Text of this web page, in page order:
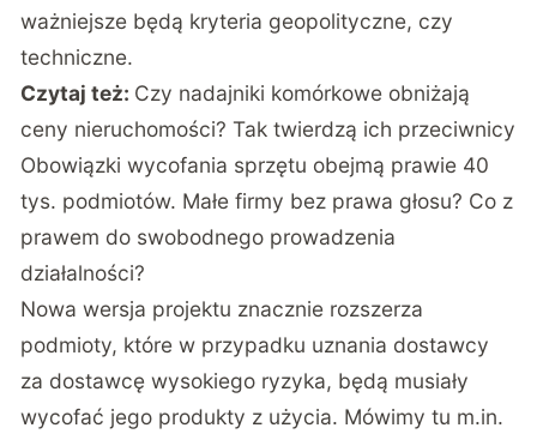
ważniejsze będą kryteria geopolityczne, czy
techniczne.
Czytaj też: Czy nadajniki komórkowe obniżają
ceny nieruchomości? Tak twierdzą ich przeciwnicy
Obowiązki wycofania sprzętu obejmą prawie 40
tys. podmiotów. Małe firmy bez prawa głosu? Co z
prawem do swobodnego prowadzenia
działalności?
Nowa wersja projektu znacznie rozszerza
podmioty, które w przypadku uznania dostawcy
za dostawcę wysokiego ryzyka, będą musiały
wycofać jego produkty z użycia. Mówimy tu m.in.